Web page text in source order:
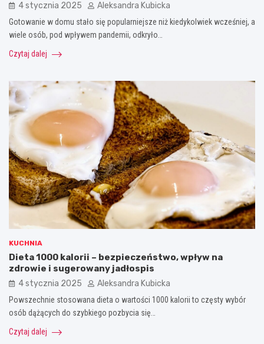
4 stycznia 2025 Aleksandra Kubicka
Gotowanie w domu stało się popularniejsze niż kiedykolwiek wcześniej, a
wiele osób, pod wpływem pandemii, odkryło…
Czytaj dalej
KUCHNIA
Dieta 1000 kalorii – bezpieczeństwo, wpływ na
zdrowie i sugerowany jadłospis
4 stycznia 2025 Aleksandra Kubicka
Powszechnie stosowana dieta o wartości 1000 kalorii to częsty wybór
osób dążących do szybkiego pozbycia się…
Czytaj dalej